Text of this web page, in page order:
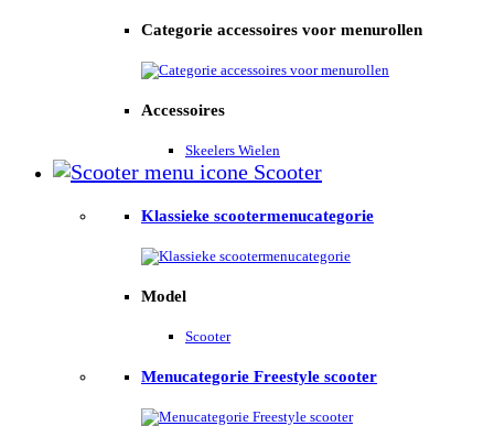
Categorie accessoires voor menurollen
Accessoires
Skeelers Wielen
Scooter
Klassieke scootermenucategorie
Model
Scooter
Menucategorie Freestyle scooter